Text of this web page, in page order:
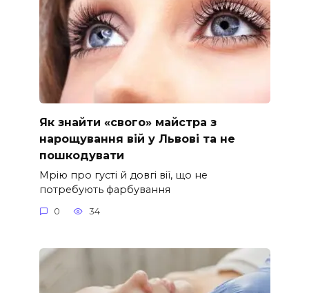
Як знайти «свого» майстра з
нарощування вій у Львові та не
пошкодувати
Мрію про густі й довгі вії, що не
потребують фарбування
0 34